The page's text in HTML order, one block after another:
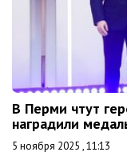
В Перми чтут
наградили
5 ноября 2025 , 11:13